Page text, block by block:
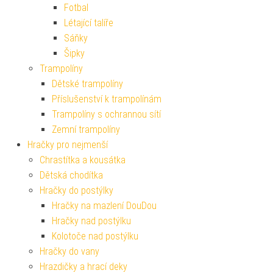
Fotbal
Létající talíře
Sáňky
Šipky
Trampolíny
Dětské trampolíny
Příslušenství k trampolínám
Trampolíny s ochrannou sítí
Zemní trampolíny
Hračky pro nejmenší
Chrastítka a kousátka
Dětská chodítka
Hračky do postýlky
Hračky na mazlení DouDou
Hračky nad postýlku
Kolotoče nad postýlku
Hračky do vany
Hrazdičky a hrací deky